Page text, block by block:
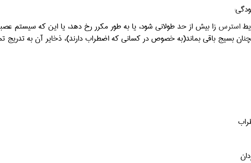
استرس زا بیش از حد طولانی شود، یا به طور مکرر رخ دهد، یا این که سیستم
بسیج باقی بماند(به خصوص در کسانی که اضطراب دارند)، ذخایر آن به تدریج